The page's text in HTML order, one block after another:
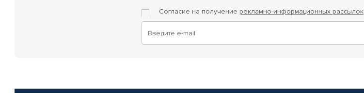
Согласие на получение рекламно-информационных рассылок